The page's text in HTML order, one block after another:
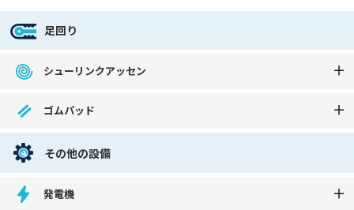
足回り
シューリンクアッセン
ゴムパッド
その他の設備
発電機